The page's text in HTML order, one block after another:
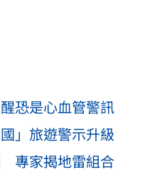
恐是心血管警訊
」旅遊警示升級
專家揭地雷組合